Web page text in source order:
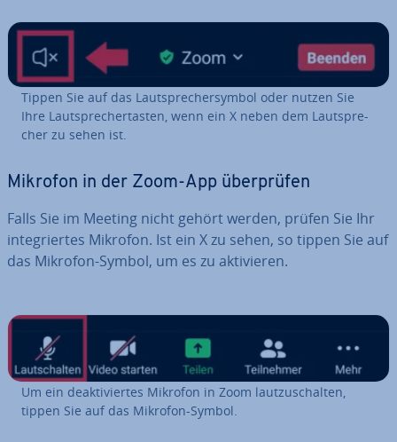
Tippen Sie auf das Laut­spre­cher­sym­bol oder nutzen Sie
Ihre Laut­spre­cher­tas­ten, wenn ein X neben dem Laut­spre­
cher zu sehen ist.
Mikrofon in der Zoom-App über­prü­fen
Falls Sie im Meeting nicht gehört werden, prüfen Sie Ihr
in­te­grier­tes Mikrofon. Ist ein X zu sehen, so tippen Sie auf
das Mikrofon-Symbol, um es zu ak­ti­vie­ren.
Um ein de­ak­ti­vier­tes Mikrofon in Zoom laut­zu­schal­ten,
tippen Sie auf das Mikrofon-Symbol.